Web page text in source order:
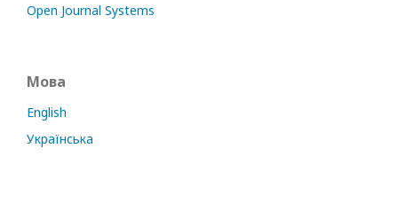
Open Journal Systems
Мова
English
Українська